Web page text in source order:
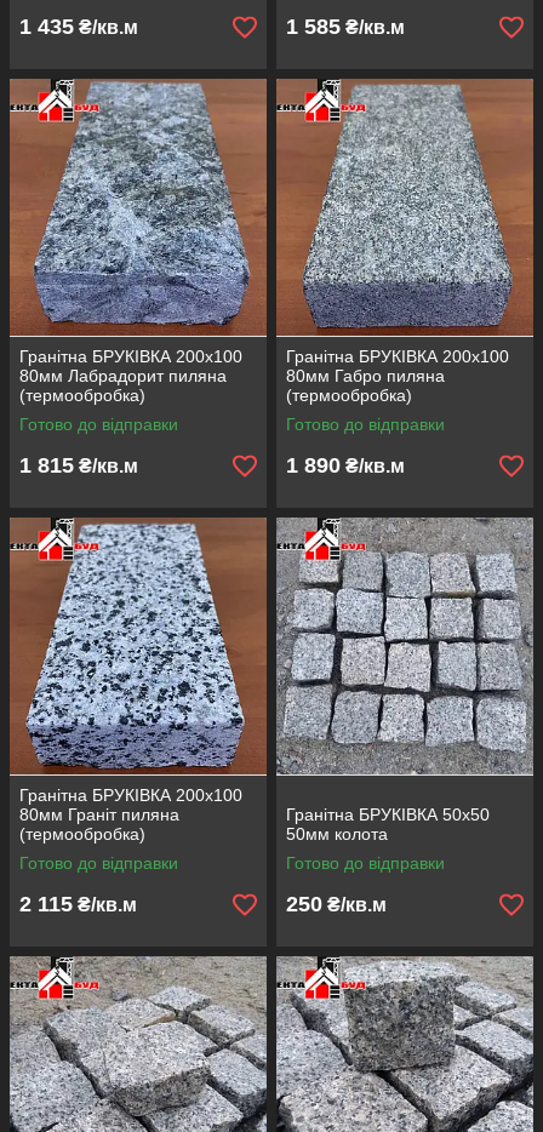
1 435 ₴/кв.м 1 585 ₴/кв.м
Гранітна БРУКІВКА 200х100
80мм Лабрадорит пиляна
(термообробка)
Готово до відправки
1 815 ₴/кв.м
Гранітна БРУКІВКА 200х100
80мм Габро пиляна
(термообробка)
Готово до відправки
1 890 ₴/кв.м
Гранітна БРУКІВКА 200х100
80мм Граніт пиляна
(термообробка)
Готово до відправки
2 115 ₴/кв.м
Гранітна БРУКІВКА 50х50
50мм колота
Готово до відправки
250 ₴/кв.м